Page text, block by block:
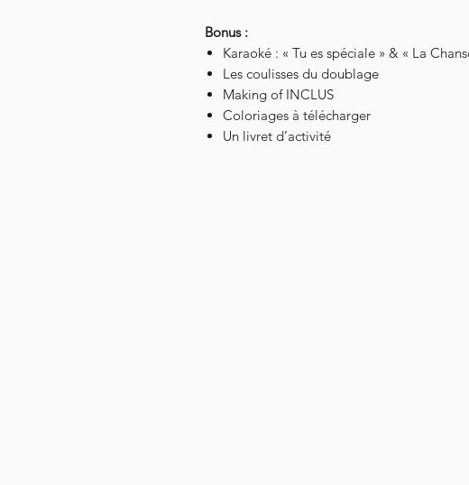
Bonus :
Karaoké : « Tu es spéciale » & « La
Les coulisses du doublage
Making of INCLUS
Coloriages à télécharger
Un livret d’activité